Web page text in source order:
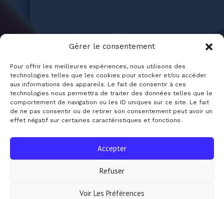
Gérer le consentement
Pour offrir les meilleures expériences, nous utilisons des
technologies telles que les cookies pour stocker et/ou accéder
aux informations des appareils. Le fait de consentir à ces
technologies nous permettra de traiter des données telles que le
comportement de navigation ou les ID uniques sur ce site. Le fait
de ne pas consentir ou de retirer son consentement peut avoir un
effet négatif sur certaines caractéristiques et fonctions.
Accepter
Refuser
Voir Les Préférences
Jounal-Sante.fr
Copyright © 2026 Journal Santé
Contact